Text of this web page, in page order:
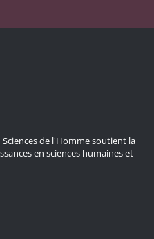
de l'Homme soutient la
en sciences humaines et